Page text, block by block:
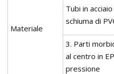
Materiale
Tubi in
schiuma di
3. Parti
al centro in
pressione